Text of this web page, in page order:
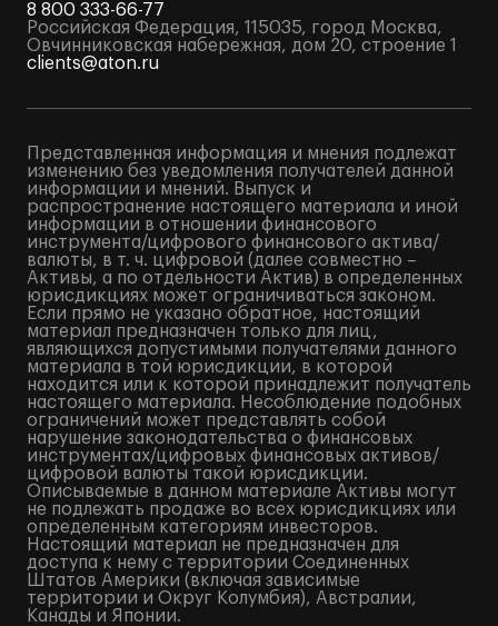
8 800 333-66-77
Российская Федерация, 115035, город Москва,
Овчинниковская набережная, дом 20, строение 1
clients@aton.ru
Представленная информация и мнения подлежат
изменению без уведомления получателей данной
информации и мнений. Выпуск и
распространение настоящего материала и иной
информации в отношении финансового
инструмента/цифрового финансового актива/
валюты, в т. ч. цифровой (далее совместно –
Активы, а по отдельности Актив) в определенных
юрисдикциях может ограничиваться законом.
Если прямо не указано обратное, настоящий
материал предназначен только для лиц,
являющихся допустимыми получателями данного
материала в той юрисдикции, в которой
находится или к которой принадлежит получатель
настоящего материала. Несоблюдение подобных
ограничений может представлять собой
нарушение законодательства о финансовых
инструментах/цифровых финансовых активов/
цифровой валюты такой юрисдикции.
Описываемые в данном материале Активы могут
не подлежать продаже во всех юрисдикциях или
определенным категориям инвесторов.
Настоящий материал не предназначен для
доступа к нему с территории Соединенных
Штатов Америки (включая зависимые
территории и Округ Колумбия), Австралии,
Канады и Японии.